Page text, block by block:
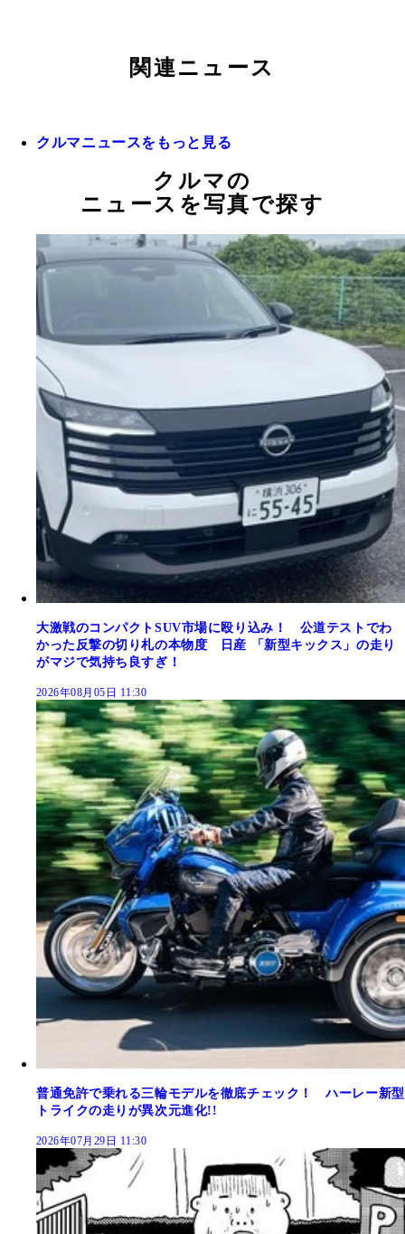
関連ニュース
クルマニュースをもっと見る
クルマの
ニュースを写真で探す
大激戦のコンパクトSUV市場に殴り込み！ 公道テストでわ
かった反撃の切り札の本物度 日産 「新型キックス」の走り
がマジで気持ち良すぎ！
2026年08月05日 11:30
普通免許で乗れる三輪モデルを徹底チェック！ ハーレー新型
トライクの走りが異次元進化!!
2026年07月29日 11:30